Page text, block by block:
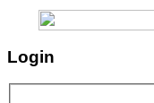
Login